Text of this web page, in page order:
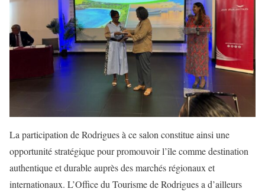
La participation de Rodrigues à ce salon constitue ainsi une
opportunité stratégique pour promouvoir l’île comme destination
authentique et durable auprès des marchés régionaux et
internationaux. L’Office du Tourisme de Rodrigues a d’ailleurs